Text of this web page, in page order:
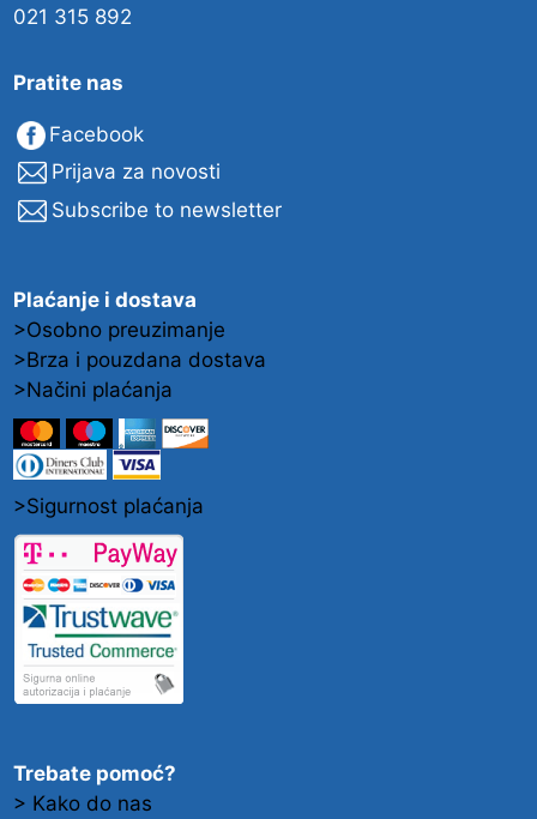
021 315 892
Pratite nas
Facebook
Prijava za novosti
Subscribe to newsletter
Plaćanje i dostava
>Osobno preuzimanje
>Brza i pouzdana dostava
>Načini plaćanja
>Sigurnost plaćanja
Trebate pomoć?
> Kako do nas